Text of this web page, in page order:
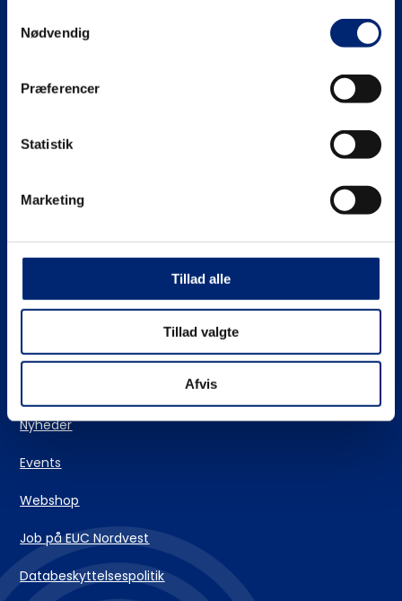
Nødvendig
Præferencer
Statistik
Marketing
Tillad alle
Tillad valgte
Afvis
HTX
Teknisk
Maritime uddannelser
Kursuscentret.nu
EUC Nordvests skolehjem
Login og IT-support
Kontakt
Nyheder
Events
Webshop
Job på EUC Nordvest
Databeskyttelsespolitik